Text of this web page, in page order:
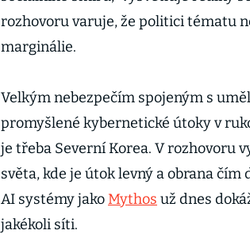
rozhovoru varuje, že politici tématu
marginálie.
Velkým nebezpečím spojeným s
promyšlené kybernetické útoky v
je třeba Severní Korea. V rozhovoru
světa, kde je útok levný a obrana
AI systémy jako Mythos už dnes
jakékoli síti.